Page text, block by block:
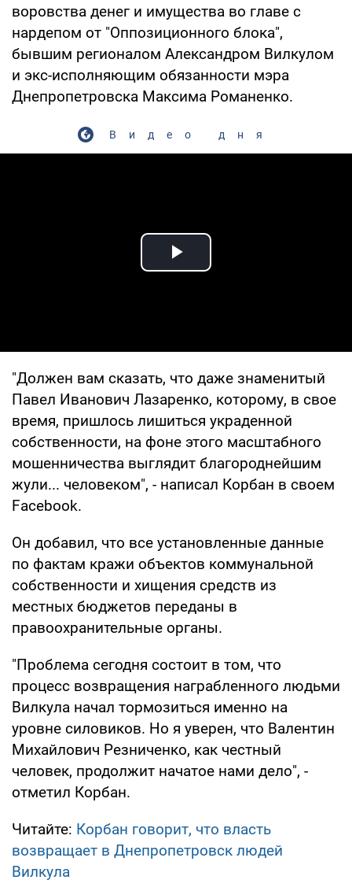
воровства денег и имущества во главе с
нардепом от "Оппозиционного блока",
бывшим регионалом Александром Вилкулом
и экс-исполняющим обязанности мэра
Днепропетровска Максима Романенко.
Видео дня
Play Video
"Должен вам сказать, что даже знаменитый
Павел Иванович Лазаренко, которому, в свое
время, пришлось лишиться украденной
собственности, на фоне этого масштабного
мошенничества выглядит благороднейшим
жули... человеком", - написал Корбан в своем
Facebook.
Он добавил, что все установленные данные
по фактам кражи объектов коммунальной
собственности и хищения средств из
местных бюджетов переданы в
правоохранительные органы.
"Проблема сегодня состоит в том, что
процесс возвращения награбленного людьми
Вилкула начал тормозиться именно на
уровне силовиков. Но я уверен, что Валентин
Михайлович Резниченко, как честный
человек, продолжит начатое нами дело", -
отметил Корбан.
Читайте: Корбан говорит, что власть
возвращает в Днепропетровск людей
Вилкула